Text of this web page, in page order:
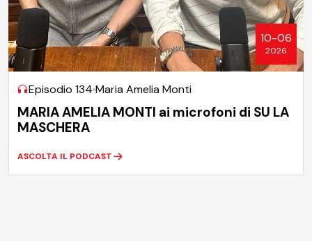
10-06
2026
Episodio 134 Maria Amelia Monti
MARIA AMELIA MONTI ai microfoni di SU LA
MASCHERA
ASCOLTA IL PODCAST